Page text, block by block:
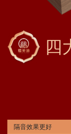
四
隔音效果更好